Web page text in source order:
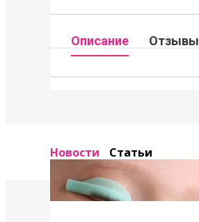
Описание Отзывы
Новости Статьи